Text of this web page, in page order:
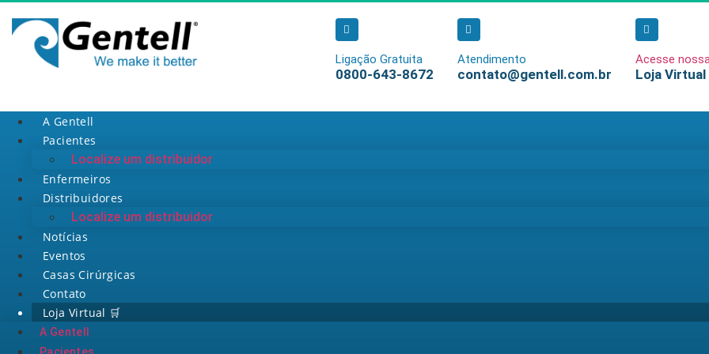
Ligação Gratuita
0800-643-8672
Atendimento
contato@gentell.com.br
Acesse
Loja Virtual
A Gentell
Pacientes
Localize um distribuidor
Enfermeiros
Distribuidores
Localize um distribuidor
Notícias
Eventos
Casas Cirúrgicas
Contato
Loja Virtual 🛒
A Gentell